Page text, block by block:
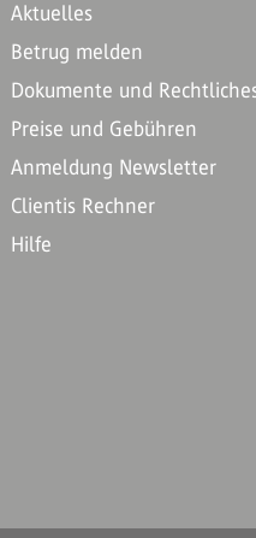
Aktuelles
Betrug melden
Dokumente und
Preise und Gebühren
Anmeldung Newsletter
Clientis Rechner
Hilfe